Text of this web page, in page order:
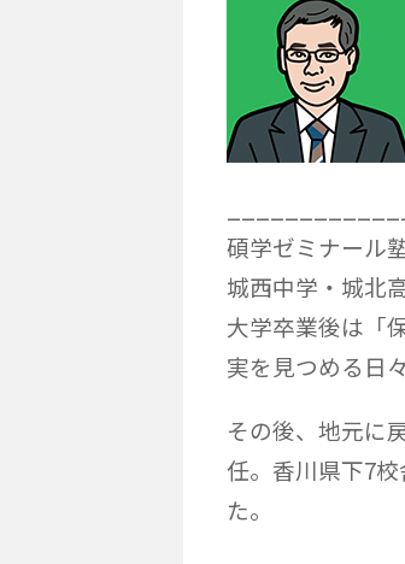
碩学ゼミナール
城西中学・城北
大学卒業後は「
実を見つめる日
その後、地元に
任。香川県下7
た。